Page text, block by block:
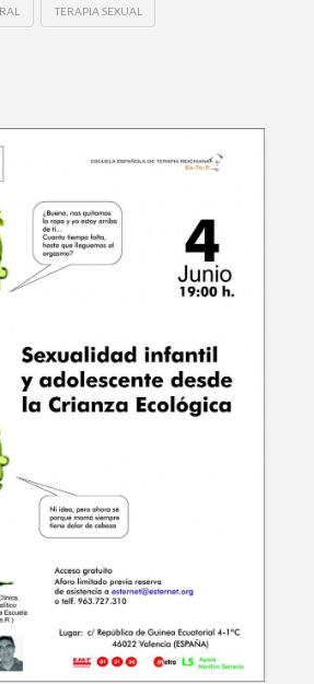
TERAPIA SEXUAL